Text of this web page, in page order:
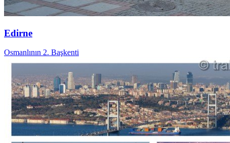
Edirne
Osmanlının 2. Başkenti